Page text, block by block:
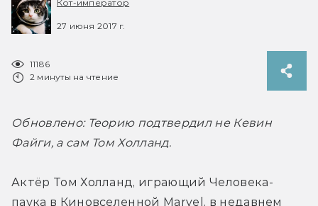
Кот-император
27 июня 2017 г.
11186
2 минуты на чтение
Обновлено: Теорию подтвердил не Кевин
Файги, а сам Том Холланд.
Актёр Том Холланд, играющий Человека-
паука в Киновселенной Marvel, в недавнем